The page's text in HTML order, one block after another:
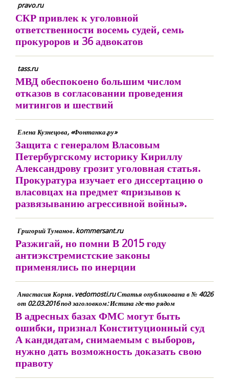
pravo.ru
СКР привлек к уголовной
ответственности восемь судей, семь
прокуроров и 36 адвокатов
tass.ru
МВД обеспокоено большим числом
отказов в согласовании проведения
митингов и шествий
Елена Кузнецова, «Фонтанка.ру»
Защита с генералом Власовым
Петербургскому историку Кириллу
Александрову грозит уголовная статья.
Прокуратура изучает его диссертацию о
власовцах на предмет «призывов к
развязыванию агрессивной войны».
Григорий Туманов. kommersant.ru
Разжигай, но помни В 2015 году
антиэкстремистские законы
применялись по инерции
Анастасия Корня. vedomosti.ru Статья опубликована в № 4026
от 02.03.2016 под заголовком: Истина где-то рядом
В адресных базах ФМС могут быть
ошибки, признал Конституционный суд
А кандидатам, снимаемым с выборов,
нужно дать возможность доказать свою
правоту